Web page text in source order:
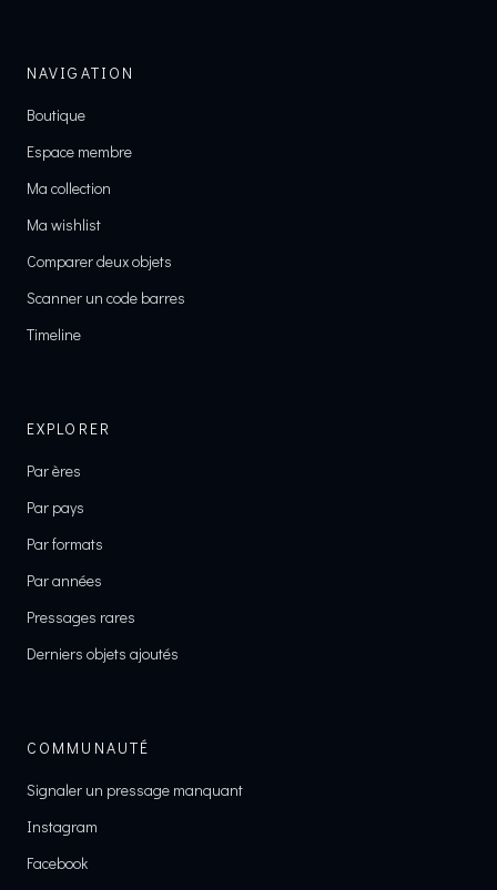
NAVIGATION
Boutique
Espace membre
Ma collection
Ma wishlist
Comparer deux objets
Scanner un code barres
Timeline
EXPLORER
Par ères
Par pays
Par formats
Par années
Pressages rares
Derniers objets ajoutés
COMMUNAUTÉ
Signaler un pressage manquant
Instagram
Facebook